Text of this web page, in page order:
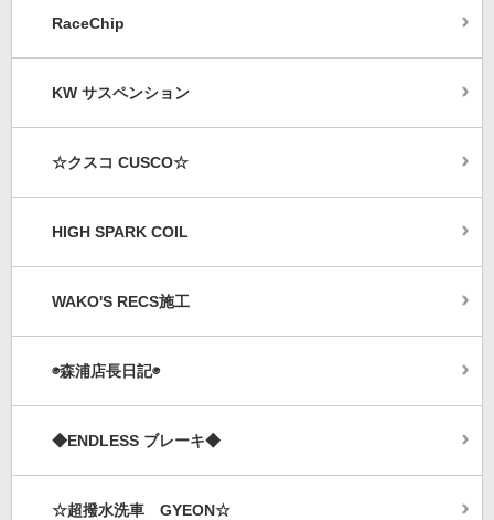
RaceChip
KW サスペンション
☆クスコ CUSCO☆
HIGH SPARK COIL
WAKO'S RECS施工
◉森浦店長日記◉
◆ENDLESS ブレーキ◆
☆超撥水洗車 GYEON☆